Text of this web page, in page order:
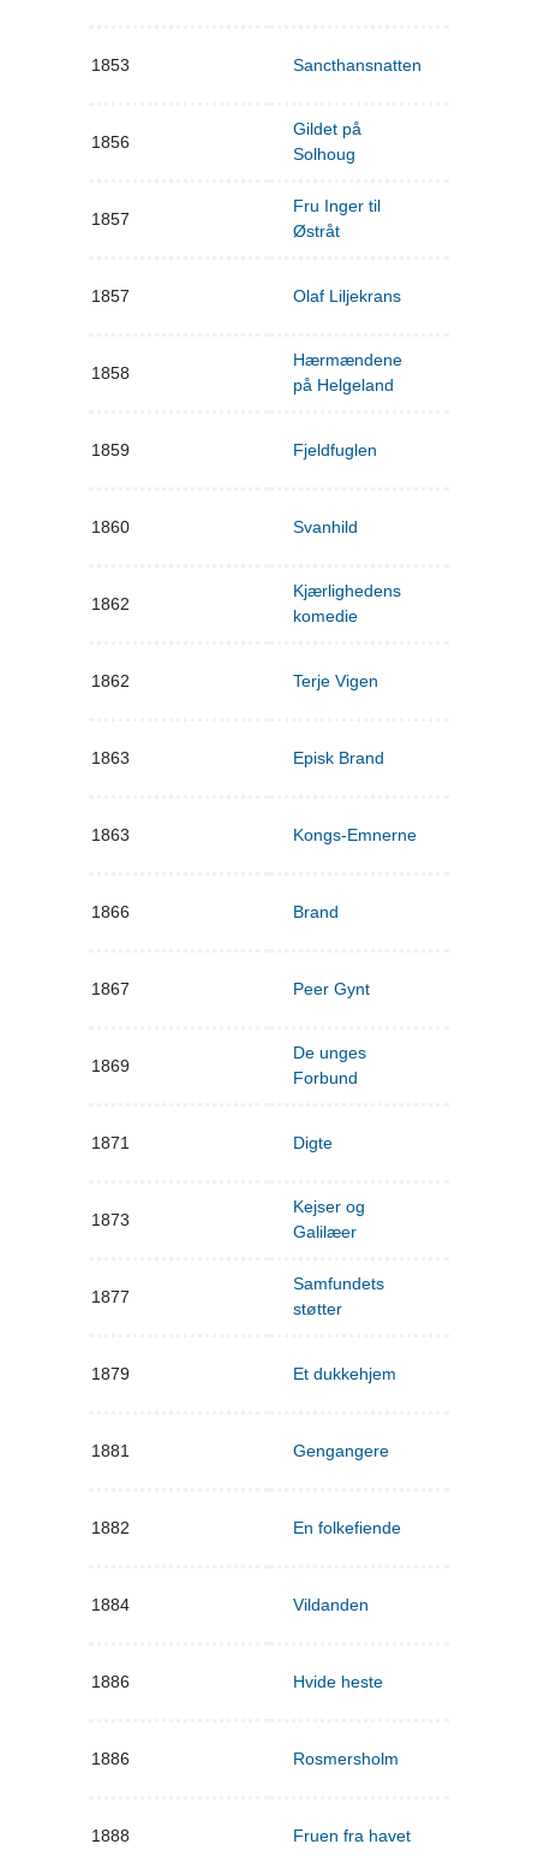
1853 Sancthansnatten
1856
Gildet på
Solhoug
1857
Fru Inger til
Østråt
1857 Olaf Liljekrans
1858
Hærmændene
på Helgeland
1859 Fjeldfuglen
1860 Svanhild
1862
Kjærlighedens
komedie
1862 Terje Vigen
1863 Episk Brand
1863 Kongs-Emnerne
1866 Brand
1867 Peer Gynt
1869
De unges
Forbund
1871 Digte
1873
Kejser og
Galilæer
1877
Samfundets
støtter
1879 Et dukkehjem
1881 Gengangere
1882 En folkefiende
1884 Vildanden
1886 Hvide heste
1886 Rosmersholm
1888 Fruen fra havet